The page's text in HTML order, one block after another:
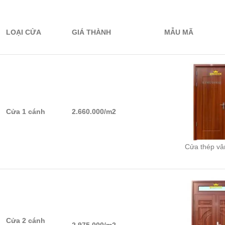
LOẠI CỬA GIÁ THÀNH MẪU MÃ
Cửa 1 cánh 2.660.000/m2
Cửa thép
Cửa 2 cánh